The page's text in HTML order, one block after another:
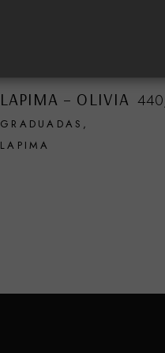
LAPIMA – OLIVIA
GRADUADAS
LAPIMA